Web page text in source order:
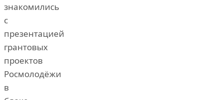
знакомились
с
презентацией
грантовых
проектов
Росмолодёжи
в